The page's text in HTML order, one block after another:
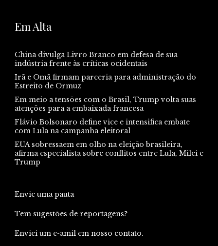
Em Alta
China divulga Livro Branco em defesa de sua
indústria frente às críticas ocidentais
Irã e Omã firmam parceria para administração do
Estreito de Ormuz
Em meio a tensões com o Brasil, Trump volta suas
atenções para a embaixada francesa
Flávio Bolsonaro define vice e intensifica embate
com Lula na campanha eleitoral
EUA sobressaem em olho na eleição brasileira,
afirma especialista sobre conflitos entre Lula, Milei e
Trump
Envie uma pauta
Tem sugestões de reportagens?
Enviei um e-amil em nosso contato.